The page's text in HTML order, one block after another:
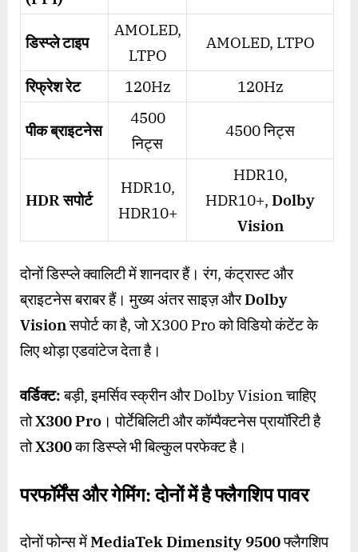
डिस्प्ले टाइप
AMOLED,
LTPO
AMOLED, LTPO
रिफ्रेश रेट 120Hz 120Hz
पीक ब्राइटनेस
4500
निट्स
4500 निट्स
HDRसपोर्ट
HDR10,
HDR10+
HDR10,
HDR10+, Dolby
Vision
दोनों डिस्प्ले क्वालिटी में शानदार हैं। रंग, कंट्रास्ट और
ब्राइटनेस बराबर हैं। मुख्य अंतर साइज़ औरDolby
Visionसपोर्ट का है, जो X300 Pro को विडियो कंटेंट के
लिए थोड़ा एडवांटेज देता है।
वर्डिक्ट:बड़ी, इमर्सिव स्क्रीन और Dolby Vision चाहिए
तोX300 Pro । पोर्टेबिलिटी और कॉम्पैक्टनेस प्रायॉरिटी है
तोX300का डिस्प्ले भी बिल्कुल परफेक्ट है।
परफॉर्मेंस और गेमिंग: दोनों में है फ्लैगशिप पावर
दोनों फोन्स मेंMediaTek Dimensity 9500फ्लैगशिप